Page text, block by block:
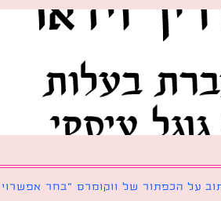
של ווקומרס ״בחר אפשרויות״